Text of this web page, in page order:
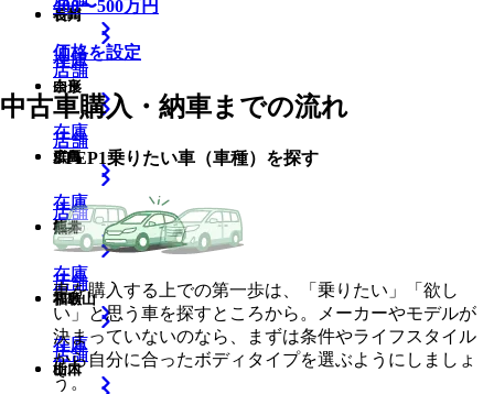
山形
在庫
店舗
福島
在庫
店舗
群馬
在庫
店舗
栃木
石川
在庫
店舗
福井
在庫
店舗
奈良
在庫
店舗
和歌山
在庫
店舗
広島
在庫
店舗
山口
長崎
在庫
店舗
熊本
在庫
店舗
400〜500万円
価格を設定
中古車購入・納車までの流れ
STEP1乗りたい車（車種）を探す
車を購入する上での第一歩は、「乗りたい」「欲し
い」と思う車を探すところから。メーカーやモデルが
決まっていないのなら、まずは条件やライフスタイル
から自分に合ったボディタイプを選ぶようにしましょ
う。